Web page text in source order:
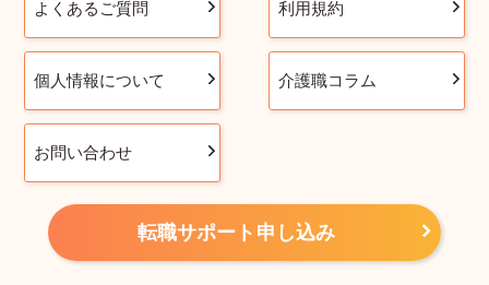
よくあるご質問 利用規約
個人情報について 介護職コラム
お問い合わせ
転職サポート申し込み